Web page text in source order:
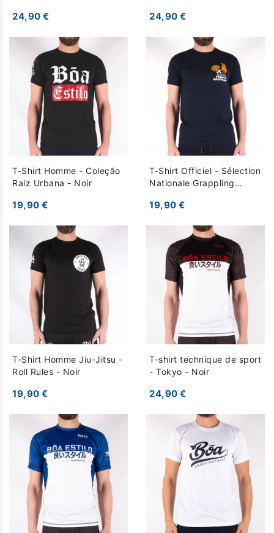
24,90 € 24,90 €
T-Shirt Homme - Coleção
Raiz Urbana - Noir
19,90 €
T-Shirt Officiel - Sélection
Nationale Grappling
19,90 €
T-Shirt Homme Jiu-Jitsu -
Roll Rules - Noir
19,90 €
T-shirt technique de sport
- Tokyo - Noir
24,90 €